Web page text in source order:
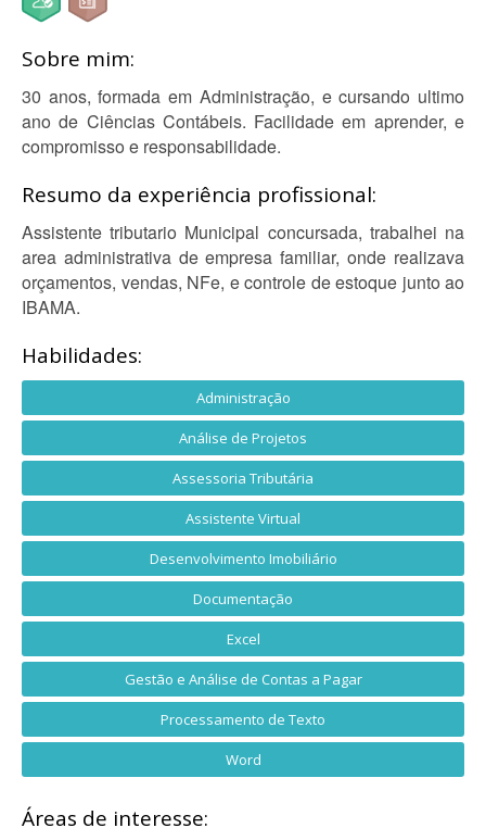
Sobre mim:
30 anos, formada em Administração, e cursando ultimo
ano de Ciências Contábeis. Facilidade em aprender, e
compromisso e responsabilidade.
Resumo da experiência profissional:
Assistente tributario Municipal concursada, trabalhei na
area administrativa de empresa familiar, onde realizava
orçamentos, vendas, NFe, e controle de estoque junto ao
IBAMA.
Habilidades:
Administração
Análise de Projetos
Assessoria Tributária
Assistente Virtual
Desenvolvimento Imobiliário
Documentação
Excel
Gestão e Análise de Contas a Pagar
Processamento de Texto
Word
Áreas de interesse: